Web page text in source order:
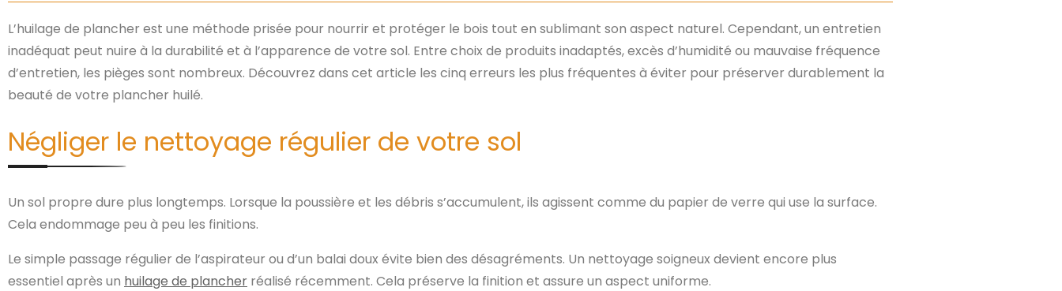
L’huilage de plancher est une méthode prisée pour nourrir et protéger le bois tout en sublimant son aspect naturel. Cependant, un entretien
inadéquat peut nuire à la durabilité et à l’apparence de votre sol. Entre choix de produits inadaptés, excès d’humidité ou mauvaise fréquence
d’entretien, les pièges sont nombreux. Découvrez dans cet article les cinq erreurs les plus fréquentes à éviter pour préserver durablement la
beauté de votre plancher huilé.
Négliger le nettoyage régulier de votre sol
Un sol propre dure plus longtemps. Lorsque la poussière et les débris s’accumulent, ils agissent comme du papier de verre qui use la surface.
Cela endommage peu à peu les finitions.
Le simple passage régulier de l’aspirateur ou d’un balai doux évite bien des désagréments. Un nettoyage soigneux devient encore plus
essentiel après un huilage de plancher réalisé récemment. Cela préserve la finition et assure un aspect uniforme.